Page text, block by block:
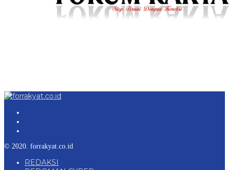
© 2020. forrakyat.co.id
REDAKSI